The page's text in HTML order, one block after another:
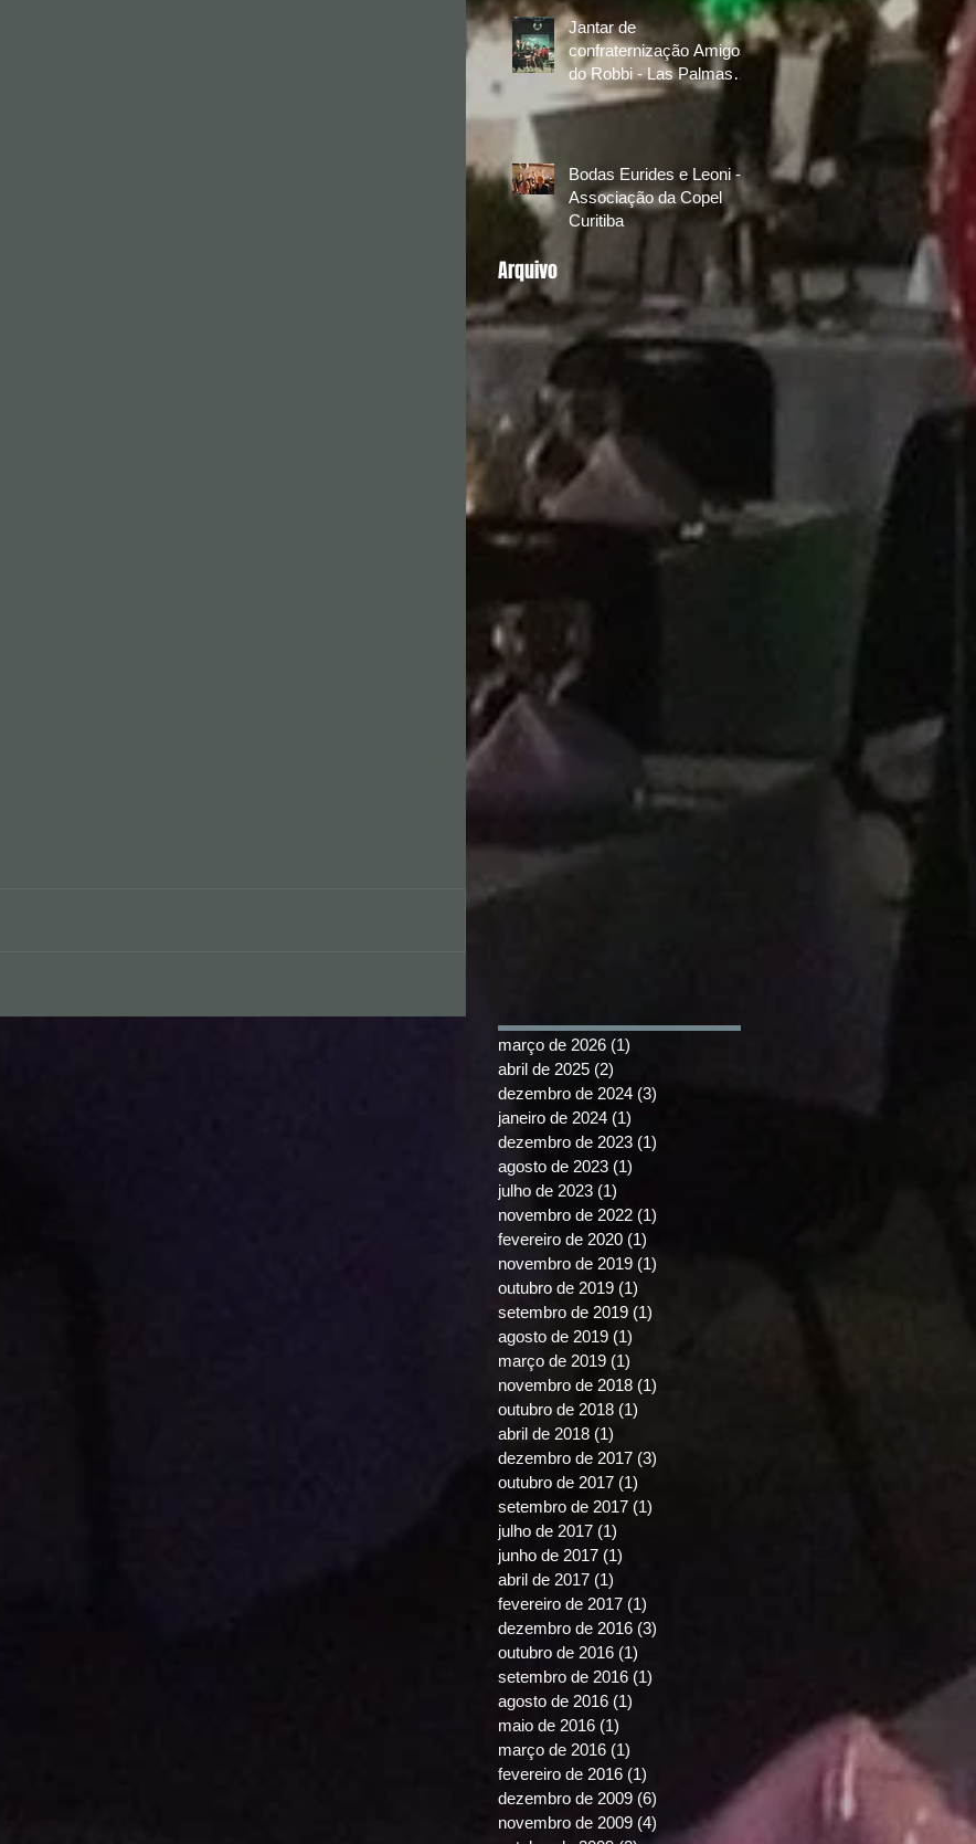
Jantar de
confraternização Amigos
do Robbi - Las Palmas
Golf & Country Club
Bodas Eurides e Leoni -
Associação da Copel
Curitiba
Arquivo
março de 2026 (1)
abril de 2025 (2)
dezembro de 2024 (3)
janeiro de 2024 (1)
dezembro de 2023 (1)
agosto de 2023 (1)
julho de 2023 (1)
novembro de 2022 (1)
fevereiro de 2020 (1)
novembro de 2019 (1)
outubro de 2019 (1)
setembro de 2019 (1)
agosto de 2019 (1)
março de 2019 (1)
novembro de 2018 (1)
outubro de 2018 (1)
abril de 2018 (1)
dezembro de 2017 (3)
outubro de 2017 (1)
setembro de 2017 (1)
julho de 2017 (1)
junho de 2017 (1)
abril de 2017 (1)
fevereiro de 2017 (1)
dezembro de 2016 (3)
outubro de 2016 (1)
setembro de 2016 (1)
agosto de 2016 (1)
maio de 2016 (1)
março de 2016 (1)
fevereiro de 2016 (1)
dezembro de 2009 (6)
novembro de 2009 (4) 4 posts